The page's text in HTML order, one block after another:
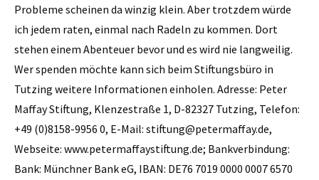
Probleme scheinen da winzig klein. Aber trotzdem würde
ich jedem raten, einmal nach Radeln zu kommen. Dort
stehen einem Abenteuer bevor und es wird nie langweilig.
Wer spenden möchte kann sich beim Stiftungsbüro in
Tutzing weitere Informationen einholen. Adresse: Peter
Maffay Stiftung, Klenzestraße 1, D-82327 Tutzing, Telefon:
+49 (0)8158-9956 0, E-Mail: ­stiftung@petermaffay.de,
Webseite: www.petermaffaystiftung.de; Bankverbindung:
Bank: Münchner Bank eG, IBAN: DE76 7019 0000 0007 6570